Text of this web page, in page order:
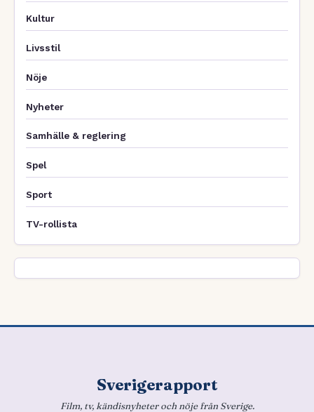
Kultur
Livsstil
Nöje
Nyheter
Samhälle & reglering
Spel
Sport
TV-rollista
Sverigerapport
Film, tv, kändisnyheter och nöje från Sverige.